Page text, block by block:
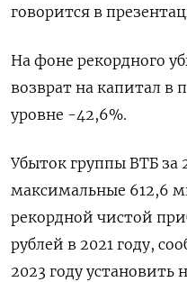
говорится в
На фоне рекордного
возврат на капитал в
уровне -42,6%.
Убыток группы ВТБ за
максимальные 612,6
рекордной чистой
рублей в 2021 году,
2023 году